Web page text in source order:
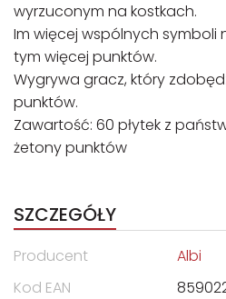
wyrzuconym na kostkach.
Im więcej wspólnych symboli
tym więcej punktów.
Wygrywa gracz, który
punktów.
Zawartość: 60 płytek z
żetony punktów
SZCZEGÓŁY
Producent
Albi
Kod EAN